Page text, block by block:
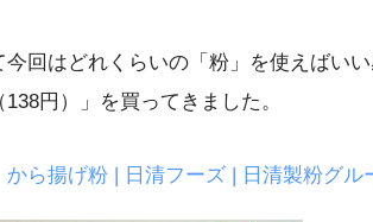
今回はどれくらいの「粉」を使えばい
138円）」を買ってきました。
ら揚げ粉 | 日清フーズ | 日清製粉グル